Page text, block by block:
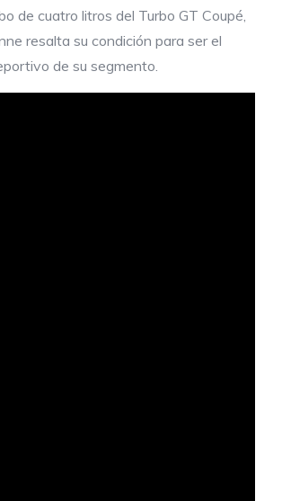
de cuatro litros del Turbo GT Coupé,
resalta su condición para ser el
de su segmento.